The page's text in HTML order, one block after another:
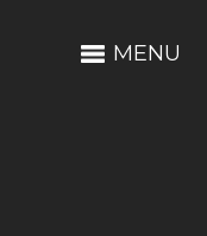
MENU